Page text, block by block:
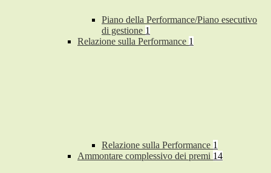
Piano della Performance/Piano esecutivo
di gestione 1
Relazione sulla Performance 1
Relazione sulla Performance 1
Ammontare complessivo dei premi 14